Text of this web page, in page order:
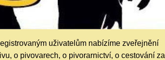
uživatelům nabízíme zveřejnění
o pivovarech, o pivorarnictví, o cestování za